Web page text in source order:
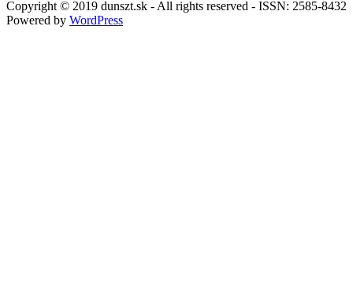
Copyright © 2019 dunszt.sk - All rights reserved - ISSN: 2585-8432
Powered by WordPress